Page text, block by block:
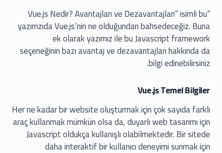
“Vue.js Nedir? Avantajları ve Dezavantajları” isimli bu
yazımzıda Vue.js’nin ne olduğundan bahsedeceğiz. Buna
ek olarak yazımız ile bu Javascript framework
seçeneğinin bazı avantaj ve dezavantajları hakkında da
bilgi edinebilirsiniz.
Vue.js Temel Bilgiler
Her ne kadar bir website oluşturmak için çok sayıda farklı
araç kullanmak mümkün olsa da, duyarlı web tasarımı için
Javascript oldukça kullanışlı olabilmektedir. Bir sitede
daha interaktif bir kullanıcı deneyimi sunmak için